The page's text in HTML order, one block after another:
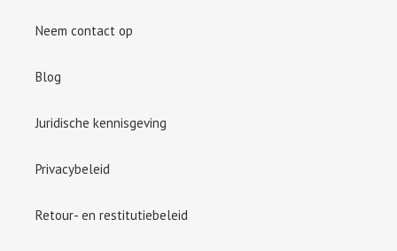
Neem contact op
Blog
Juridische kennisgeving
Privacybeleid
Retour- en restitutiebeleid